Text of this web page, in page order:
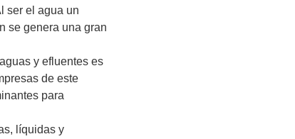
ser el agua un
se genera una gran
y efluentes es
de este
para
líquidas y